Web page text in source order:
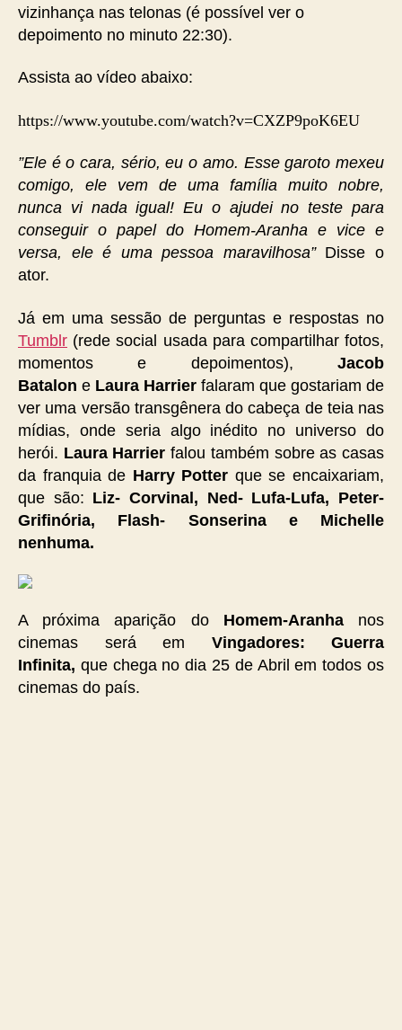
vizinhança nas telonas (é possível ver o
depoimento no minuto 22:30).
Assista ao vídeo abaixo:
https://www.youtube.com/watch?v=CXZP9poK6EU
”Ele é o cara, sério, eu o amo. Esse garoto mexeu
comigo, ele vem de uma família muito nobre,
nunca vi nada igual! Eu o ajudei no teste para
conseguir o papel do Homem-Aranha e vice e
versa, ele é uma pessoa maravilhosa” Disse o
ator.
Já em uma sessão de perguntas e respostas no
Tumblr (rede social usada para compartilhar fotos,
momentos e depoimentos), Jacob
Batalon e Laura Harrier falaram que gostariam de
ver uma versão transgênera do cabeça de teia nas
mídias, onde seria algo inédito no universo do
herói. Laura Harrierfalou também sobre as casas
da franquia de Harry Potter que se encaixariam,
que são: Liz- Corvinal, Ned- Lufa-Lufa, Peter-
Grifinória, Flash- Sonserina e Michelle
nenhuma.
A próxima aparição do Homem-Aranha nos
cinemas será em Vingadores: Guerra
Infinita, que chega no dia 25 de Abril em todos os
cinemas do país.